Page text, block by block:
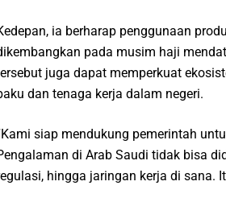
ia berharap penggunaan
pada musim haji
juga dapat memperkuat
dan tenaga kerja dalam negeri.
siap mendukung pemerintah
di Arab Saudi tidak bisa
hingga jaringan kerja di sana.